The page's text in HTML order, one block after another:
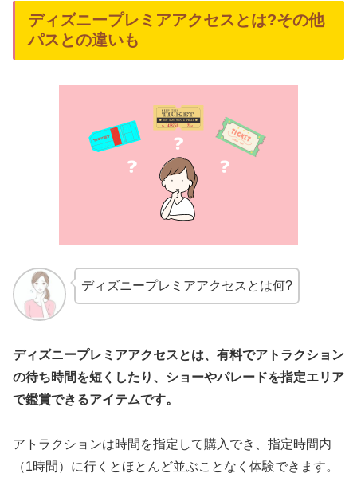
ディズニープレミアアクセスとは?その他
パスとの違いも
ディズニープレミアアクセスとは何?
ディズニープレミアアクセスとは、有料でアトラクション
の待ち時間を短くしたり、ショーやパレードを指定エリア
で鑑賞できるアイテムです。
アトラクションは時間を指定して購入でき、指定時間内
（1時間）に行くとほとんど並ぶことなく体験できます。